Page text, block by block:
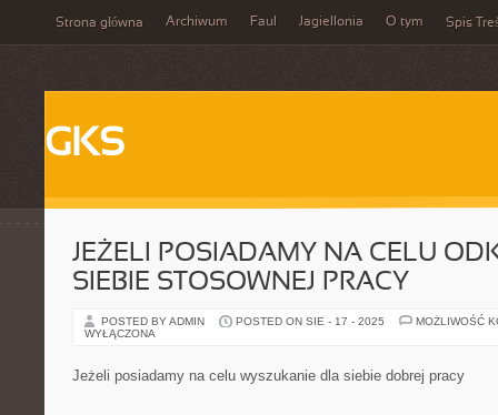
Strona główna Archiwum Faul Jagiellonia O tym Spis
GKS
JEŻELI POSIADAMY NA CELU
SIEBIE STOSOWNEJ PRACY
POSTED BY ADMIN POSTED ON SIE - 17 - 2025
MOŻLIWOŚĆ
WYŁĄCZONA
Jeżeli posiadamy na celu wyszukanie dla siebie dobrej pracy